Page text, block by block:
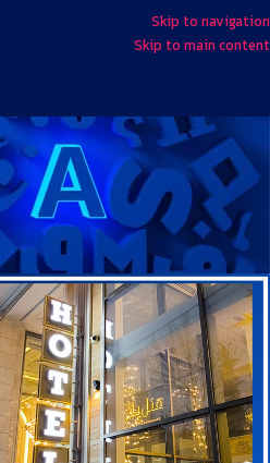
Skip to navigation
Skip to main content